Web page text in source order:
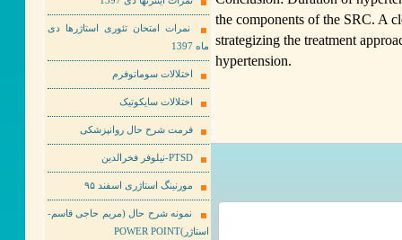
the components of the SRC. A
strategizing the treatment
hypertension.
نمرات امتحان تئوری استاژرها دی
ماه 1397
اختلالات سوماتوفرم
اختلالات سایکوتیک
فرمت شرح حال روانپزشکی
PTSD-نیلوفر فخرالدین
مورنینگ استاژری اسفند ۹۵
نمونه شرح حال (مریم حاجی قاسم-
استاژر)POWER POINT